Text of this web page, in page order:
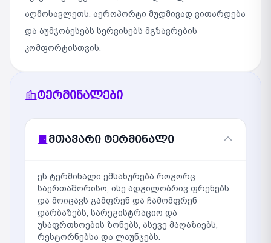
აღმოსავლეთს. აეროპორტი მუდმივად ვითარდება
და აუმჯობესებს სერვისებს მგზავრების
კომფორტისთვის.
ტერმინალები
მთავარი ტერმინალი
ეს ტერმინალი ემსახურება როგორც
საერთაშორისო, ისე ადგილობრივ ფრენებს
და მოიცავს გამფრენ და ჩამომფრენ
დარბაზებს, სარეგისტრაციო და
უსაფრთხოების ზონებს, ასევე მაღაზიებს,
რესტორნებსა და ლაუნჯებს.